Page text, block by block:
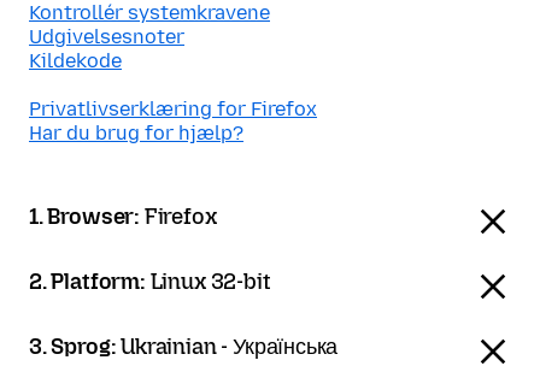
Kontrollér systemkravene
Udgivelsesnoter
Kildekode
Privatlivserklæring for Firefox
Har du brug for hjælp?
1. Browser: Firefox
2. Platform: Linux 32-bit
3. Sprog:Ukrainian - Українська